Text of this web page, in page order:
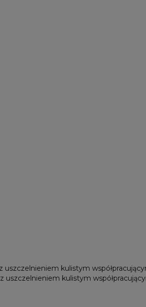
uszczelnieniem kulistym
uszczelnieniem kulistym